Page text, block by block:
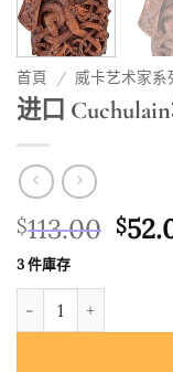
首頁 / 威卡艺术家系
进口
$113.00 原
$
3 件庫存
进口 Cuchulain墙面